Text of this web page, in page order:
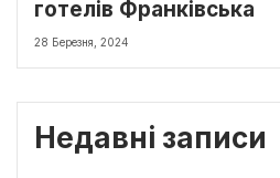
готелів Франківська
28 Березня, 2024
Недавні записи